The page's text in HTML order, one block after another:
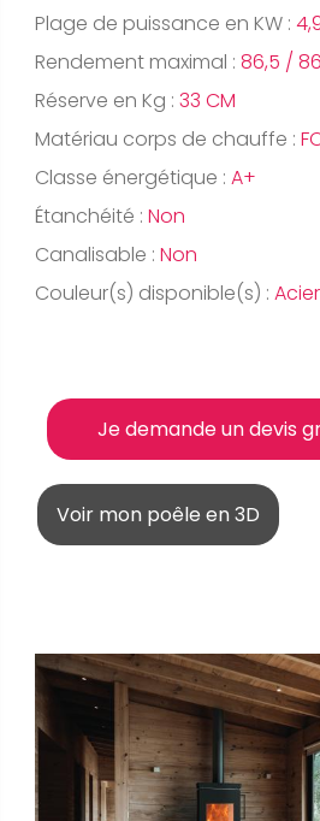
Plage de puissance en KW :
Rendement maximal : 86,5 /
Réserve en Kg : 33 CM
Matériau corps de chauffe :
Classe énergétique : A+
Étanchéité : Non
Canalisable : Non
Couleur(s) disponible(s) :
Je demande un devis
Voir mon poêle en 3D